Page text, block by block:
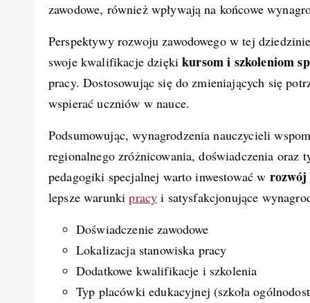
zawodowe, również wpływają na końcowe
Perspektywy rozwoju zawodowego w tej
swoje kwalifikacje dziękikursom i szkoleniom
pracy. Dostosowując się do zmieniających się
wspierać uczniów w nauce.
Podsumowując, wynagrodzenia nauczycieli
regionalnego zróżnicowania, doświadczenia
pedagogiki specjalnej warto inwestować w rozwój
lepsze warunkipracy i satysfakcjonujące
Doświadczenie zawodowe
Lokalizacja stanowiska pracy
Dodatkowe kwalifikacje i szkolenia
Typ placówki edukacyjnej (szkoła